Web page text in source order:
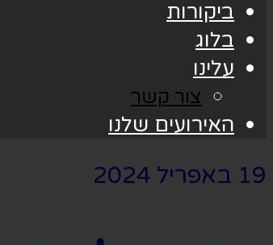
ביקורות
בלוג
עלינו
צור קשר
האירועים שלנו
19 באפריל 2024